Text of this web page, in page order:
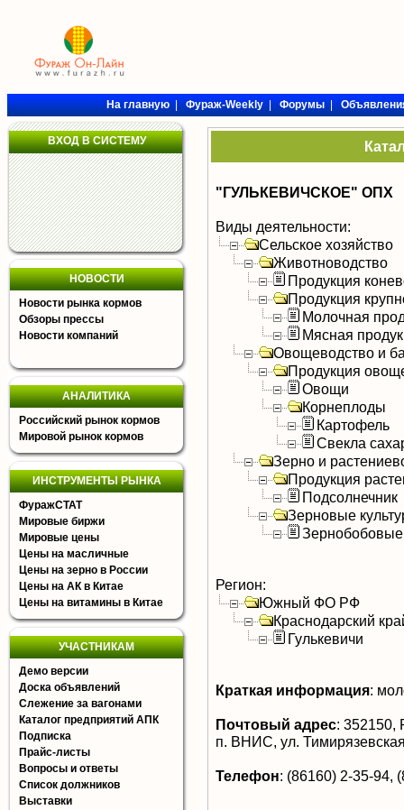
На главную|Фураж-Weekly|Форумы|
ВХОД В СИСТЕМУ
НОВОСТИ
Новости рынка кормов
Обзоры прессы
Новости компаний
АНАЛИТИКА
Российский рынок кормов
Мировой рынок кормов
ИНСТРУМЕНТЫ РЫНКА
ФуражСТАТ
Мировые биржи
Мировые цены
Цены на масличные
Цены на зерно в России
Цены на АК в Китае
Цены на витамины в Китае
УЧАСТНИКАМ
Демо версии
Доска объявлений
Слежение за вагонами
Каталог предприятий АПК
Подписка
Прайс-листы
Вопросы и ответы
Список должников
Выставки
"ГУЛЬКЕВИЧСКОЕ" ОПХ
Виды деятельности:
Сельское хозяйство
Животноводство
Продукция
Продукция
Молочная
Мясная
Овощеводство и
Продукция
Овощи
Корнеплоды
Картофель
Свекла
Зерно и
Продукция
Подсолнечник
Зерновые
Зернобобовые
Регион:
Южный ФО РФ
Краснодарский
Гулькевичи
Краткая информация:
Почтовый адрес: 352150,
п. ВНИС, ул.
Телефон: (86160) 2-35-94,